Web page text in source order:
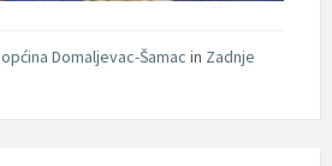
općina Domaljevac-Šamac in Zadnje